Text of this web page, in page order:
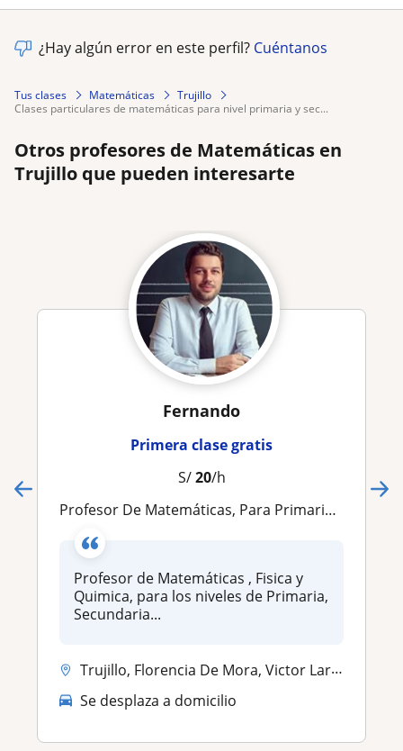
¿Hay algún error en este perfil? Cuéntanos
Tus clases Matemáticas
Trujillo
clases particulares de matemáticas para nivel primaria y sec...
Otros profesores de Matemáticas en
Trujillo que pueden interesarte
Fernando
Primera clase gratis
S/20/h
Profesor De Matemáticas, Para Primaria, Secundaria Y Pre Universitario
Profesor de Matemáticas , Fisica y
Quimica, para los niveles de Primaria,
Secundaria...
Trujillo, Florencia De Mora, Victor Larco Herrera, La Esperanza
Se desplaza a domicilio